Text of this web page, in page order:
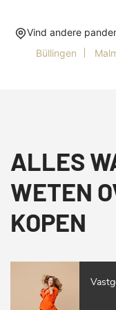
Vind andere
Büllingen
ALLES
WETEN
KOPEN